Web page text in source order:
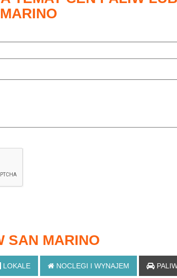
SAN MARINO
LOKALE NOCLEGI I WYNAJEM